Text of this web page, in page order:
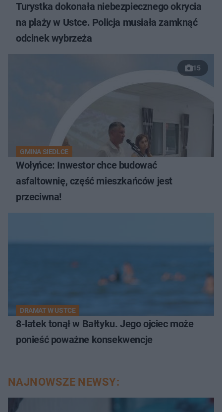
Turystka dokonała niebezpiecznego okrycia
na plaży w Ustce. Policja musiała zamknąć
odcinek wybrzeża
15
GMINA SIEDLCE
Wołyńce: Inwestor chce budować
asfaltownię, część mieszkańców jest
przeciwna!
DRAMAT W USTCE
8-latek tonął w Bałtyku. Jego ojciec może
ponieść poważne konsekwencje
NAJNOWSZE NEWSY: